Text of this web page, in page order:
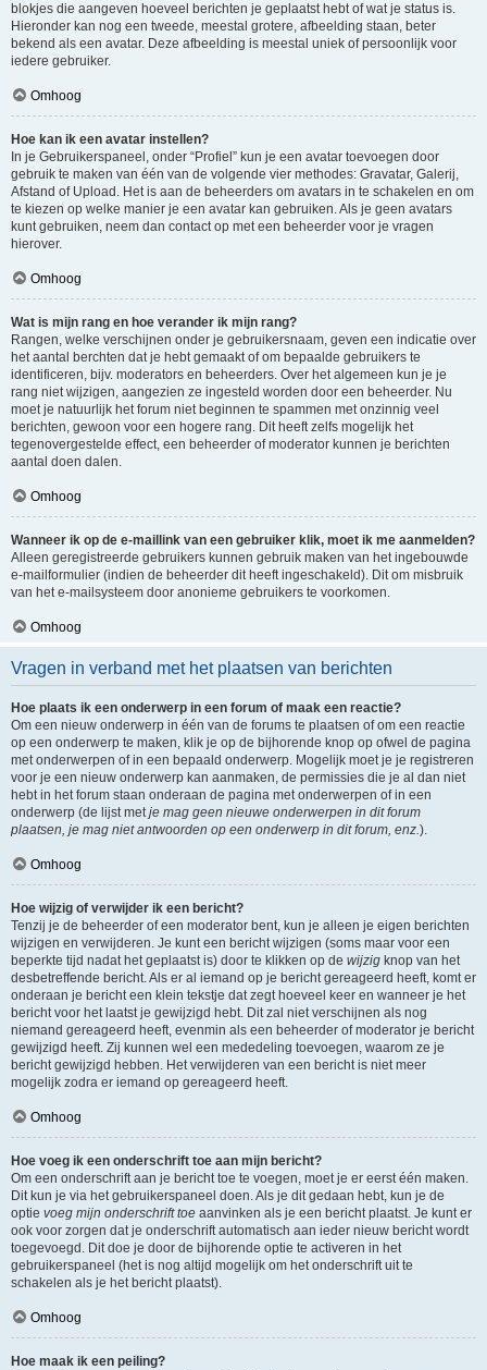
blokjes die aangeven hoeveel berichten je geplaatst hebt of wat je status is.
Hieronder kan nog een tweede, meestal grotere, afbeelding staan, beter
bekend als een avatar. Deze afbeelding is meestal uniek of persoonlijk voor
iedere gebruiker.
Omhoog
Hoe kan ik een avatar instellen?
In je Gebruikerspaneel, onder “Profiel” kun je een avatar toevoegen door
gebruik te maken van één van de volgende vier methodes: Gravatar, Galerij,
Afstand of Upload. Het is aan de beheerders om avatars in te schakelen en om
te kiezen op welke manier je een avatar kan gebruiken. Als je geen avatars
kunt gebruiken, neem dan contact op met een beheerder voor je vragen
hierover.
Omhoog
Wat is mijn rang en hoe verander ik mijn rang?
Rangen, welke verschijnen onder je gebruikersnaam, geven een indicatie over
het aantal berchten dat je hebt gemaakt of om bepaalde gebruikers te
identificeren, bijv. moderators en beheerders. Over het algemeen kun je je
rang niet wijzigen, aangezien ze ingesteld worden door een beheerder. Nu
moet je natuurlijk het forum niet beginnen te spammen met onzinnig veel
berichten, gewoon voor een hogere rang. Dit heeft zelfs mogelijk het
tegenovergestelde effect, een beheerder of moderator kunnen je berichten
aantal doen dalen.
Omhoog
Wanneer ik op de e-maillink van een gebruiker klik, moet ik me aanmelden?
Alleen geregistreerde gebruikers kunnen gebruik maken van het ingebouwde
e-mailformulier (indien de beheerder dit heeft ingeschakeld). Dit om misbruik
van het e-mailsysteem door anonieme gebruikers te voorkomen.
Omhoog
Vragen in verband met het plaatsen van berichten
Hoe plaats ik een onderwerp in een forum of maak een reactie?
Om een nieuw onderwerp in één van de forums te plaatsen of om een reactie
op een onderwerp te maken, klik je op de bijhorende knop op ofwel de pagina
met onderwerpen of in een bepaald onderwerp. Mogelijk moet je je registreren
voor je een nieuw onderwerp kan aanmaken, de permissies die je al dan niet
hebt in het forum staan onderaan de pagina met onderwerpen of in een
onderwerp (de lijst metje mag geen nieuwe onderwerpen in dit forum
plaatsen, je mag niet antwoorden op een onderwerp in dit forum, enz.).
Omhoog
Hoe wijzig of verwijder ik een bericht?
Tenzij je de beheerder of een moderator bent, kun je alleen je eigen berichten
wijzigen en verwijderen. Je kunt een bericht wijzigen (soms maar voor een
beperkte tijd nadat het geplaatst is) door te klikken op de wijzig knop van het
desbetreffende bericht. Als er al iemand op je bericht gereageerd heeft, komt er
onderaan je bericht een klein tekstje dat zegt hoeveel keer en wanneer je het
bericht voor het laatst je gewijzigd hebt. Dit zal niet verschijnen als nog
niemand gereageerd heeft, evenmin als een beheerder of moderator je bericht
gewijzigd heeft. Zij kunnen wel een mededeling toevoegen, waarom ze je
bericht gewijzigd hebben. Het verwijderen van een bericht is niet meer
mogelijk zodra er iemand op gereageerd heeft.
Omhoog
Hoe voeg ik een onderschrift toe aan mijn bericht?
Om een onderschrift aan je bericht toe te voegen, moet je er eerst één maken.
Dit kun je via het gebruikerspaneel doen. Als je dit gedaan hebt, kun je de
optie voeg mijn onderschrift toe aanvinken als je een bericht plaatst. Je kunt er
ook voor zorgen dat je onderschrift automatisch aan ieder nieuw bericht wordt
toegevoegd. Dit doe je door de bijhorende optie te activeren in het
gebruikerspaneel (het is nog altijd mogelijk om het onderschrift uit te
schakelen als je het bericht plaatst).
Omhoog
Hoe maak ik een peiling?